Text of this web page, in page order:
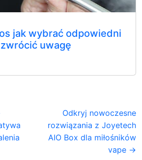
jak wybrać odpowiedni
uwagę
Odkryj nowoczesne
rozwiązania z Joyetech
AIO Box dla miłośników
vape →